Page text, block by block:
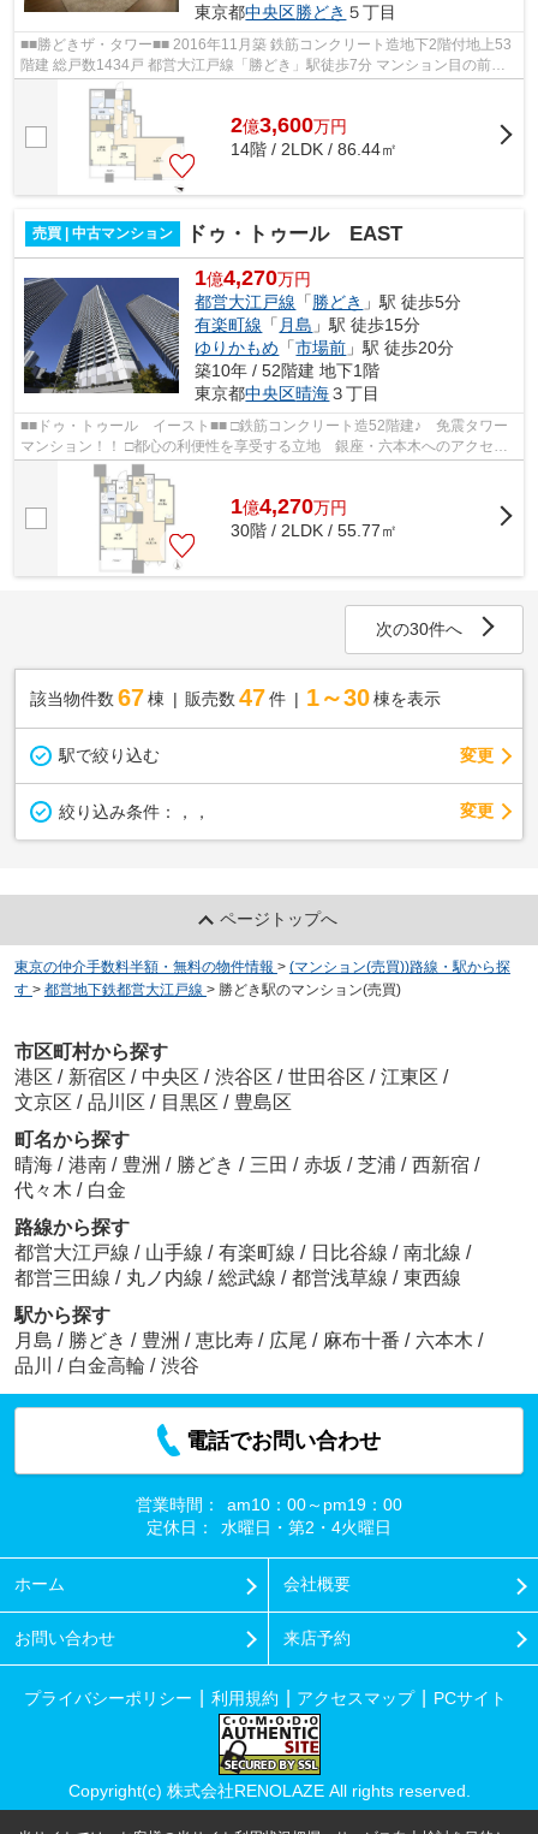
東京都中央区勝どき ５丁目
■■勝どきザ・タワー■■ 2016年11月築 鉄筋コンクリート造地下2階付地上53
階建 総戸数1434戸 都営大江戸線「勝どき」駅徒歩7分 マンション目の前
（徒歩1分）に東京BRT「勝どき」停が...
2億3,600万円
14階 / 2LDK / 86.44㎡
売買 | 中古マンション ドゥ・トゥール EAST
1億4,270万円
都営大江戸線 「 勝どき 」駅 徒歩5分
有楽町線 「 月島 」駅 徒歩15分
ゆりかもめ 「市場前 」駅 徒歩20分
築10年 / 52階建 地下1階
東京都中央区晴海３丁目
■■ドゥ・トゥール イースト■■ □鉄筋コンクリート造52階建♪ 免震タワー
マンション！！ □都心の利便性を享受する立地 銀座・六本木へのアクセス
も良好♪ □住友不動産旧分譲×三井住...
1億4,270万円
30階 / 2LDK / 55.77㎡
次の30件へ
該当物件数 67棟 販売数 47 件 1～30 棟を表示
駅で絞り込む 変更
絞り込み条件： ，， 変更
ページトップへ
東京の仲介手数料半額・無料の物件情報 > (マンション(売買))路線・駅から探
す > 都営地下鉄都営大江戸線 > 勝どき駅のマンション(売買)
市区町村から探す
港区 / 新宿区 / 中央区 / 渋谷区 / 世田谷区 / 江東区 /
文京区 / 品川区 / 目黒区 / 豊島区
町名から探す
晴海 / 港南 / 豊洲 / 勝どき / 三田 / 赤坂 / 芝浦 / 西新宿 /
代々木 / 白金
路線から探す
都営大江戸線 / 山手線 / 有楽町線 / 日比谷線 / 南北線 /
都営三田線 / 丸ノ内線 / 総武線 / 都営浅草線 / 東西線
駅から探す
月島 / 勝どき / 豊洲 / 恵比寿 / 広尾 / 麻布十番 / 六本木 /
品川
/ 白金高輪 / 渋谷
電話でお問い合わせ
営業時間：
am10：00～pm19：00
定休日：
水曜日・第2・4火曜日
ホーム 会社概要
お問い合わせ 来店予約
プライバシーポリシー 利用規約 アクセスマップ PCサイト
Copyright(c) 株式会社RENOLAZE All rights reserved.